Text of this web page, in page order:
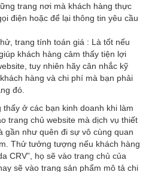
trang nơi mà khách hàng thực
điện hoặc để lại thông tin yêu cầu
trang tính toán giá : Là tốt nếu
khách hàng cảm thấy tiện lợi
tuy nhiên hãy cân nhắc kỹ
hàng và chi phí mà bạn phải
đó.
ở các bạn kinh doanh khi làm
trang chủ website mà dịch vụ thiết
gần như quên đi sự vô cùng quan
Thử tưởng tượng nếu khách hàng
CRV”, họ sẽ vào trang chủ của
sẽ vào trang sản phẩm mô tả chi